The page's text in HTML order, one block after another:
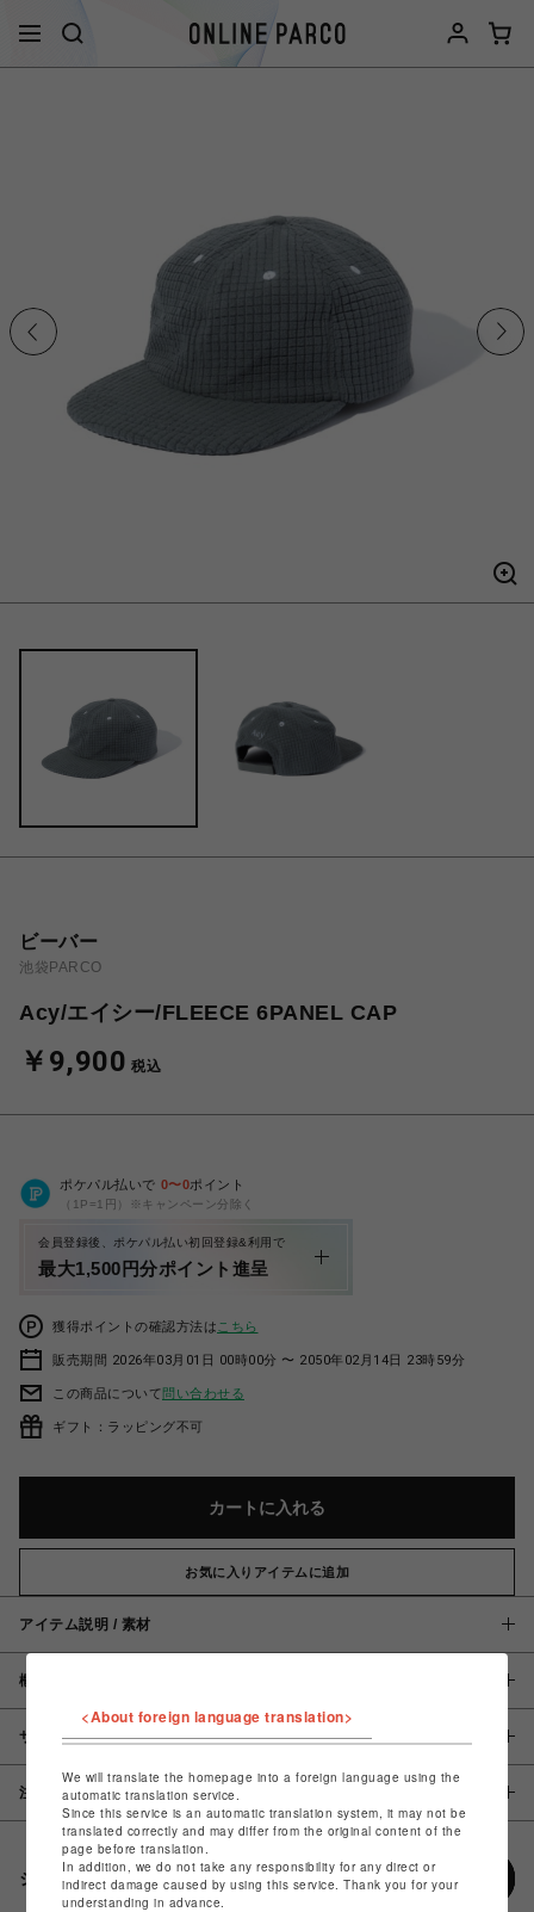
ビーバー
池袋PARCO
Acy/エイシー/FLEECE 6PANEL CAP
￥9,900 税込
ポケパル払いで 0〜0ポイント
（1P=1円）※キャンペーン分除く
会員登録後、ポケパル払い初回登録&利用で
最大1,500円分ポイント進呈
獲得ポイントの確認方法は こちら
販売期間 2026年03月01日 00時00分 〜 2050年02月14日 23時59分
この商品について問い合わせる
ギフト：ラッピング不可
カートに入れる
お気に入りアイテムに追加
アイテム説明 / 素材
概要
サイズ
注意事項
シェアする
<About foreign language translation>
We will translate the homepage into a foreign language using the
automatic translation service.
Since this service is an automatic translation system, it may not be
translated correctly and may differ from the original content of the
page before translation.
In addition, we do not take any responsibility for any direct or
indirect damage caused by using this service. Thank you for your
understanding in advance.